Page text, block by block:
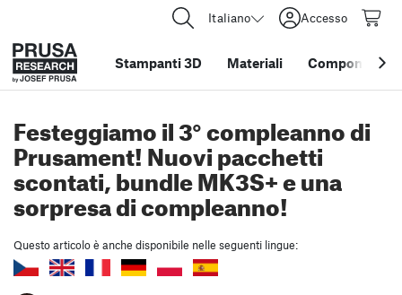
Italiano Accesso
Stampanti 3D Materiali Componenti e
Festeggiamo il 3° compleanno di
Prusament! Nuovi pacchetti
scontati, bundle MK3S+ e una
sorpresa di compleanno!
Questo articolo è anche disponibile nelle seguenti lingue: